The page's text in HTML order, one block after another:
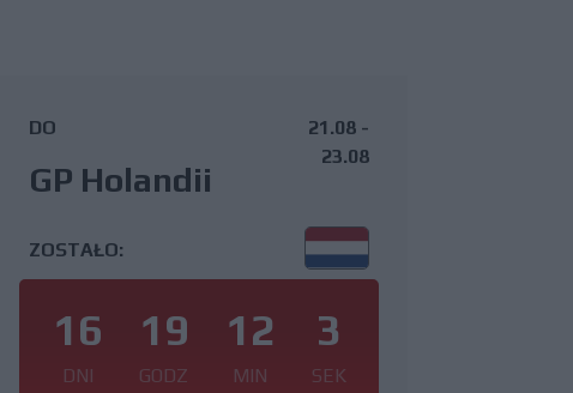
DO
GP Holandii
21.08 -
23.08
ZOSTAŁO:
16
DNI
19
GODZ
12
MIN
2
SEK